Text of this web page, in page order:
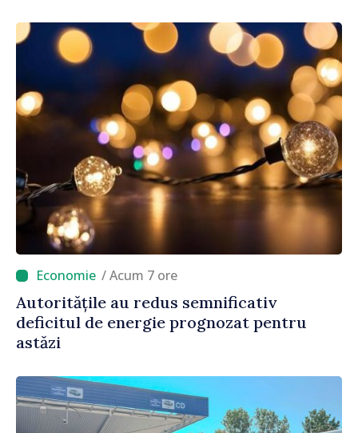
/ Acum 7 ore
Autoritățile au redus semnificativ
deficitul de energie prognozat pentru
astăzi